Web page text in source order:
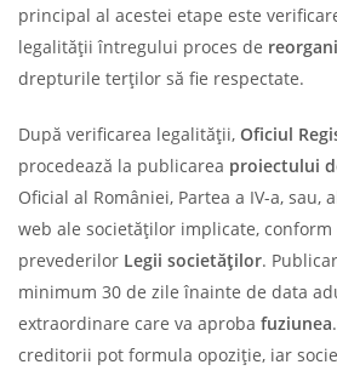
principal al acestei etape este
legalității întregului proces de
drepturile terților să fie respectate.
După verificarea legalității, Oficiul
procedează la publicarea proiectului
Oficial al României, Partea a IV-a, sau,
web ale societăților implicate,
prevederilor Legii societăților.
minimum 30 de zile înainte de data
extraordinare care va aproba fuziunea
creditorii pot formula opoziție, iar